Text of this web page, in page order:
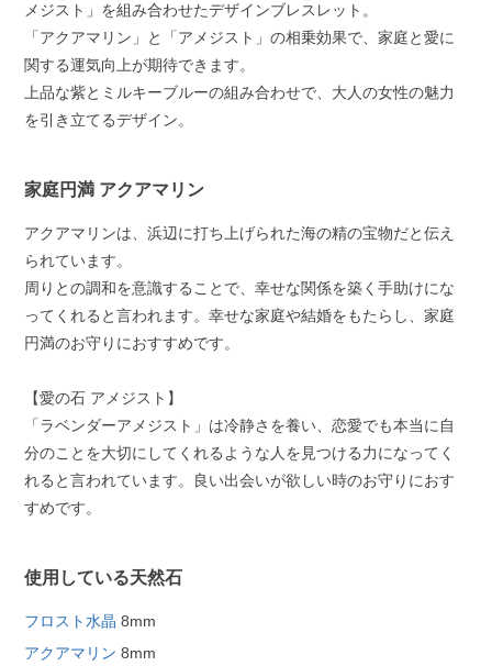
メジスト」を組み合わせたデザインブレスレット。
「アクアマリン」と「アメジスト」の相乗効果で、家庭と愛に
関する運気向上が期待できます。
上品な紫とミルキーブルーの組み合わせで、大人の女性の魅力
を引き立てるデザイン。
家庭円満 アクアマリン
アクアマリンは、浜辺に打ち上げられた海の精の宝物だと伝え
られています。
周りとの調和を意識することで、幸せな関係を築く手助けにな
ってくれると言われます。幸せな家庭や結婚をもたらし、家庭
円満のお守りにおすすめです。
【愛の石 アメジスト】
「ラベンダーアメジスト」は冷静さを養い、恋愛でも本当に自
分のことを大切にしてくれるような人を見つける力になってく
れると言われています。良い出会いが欲しい時のお守りにおす
すめです。
使用している天然石
フロスト水晶 8mm
アクアマリン 8mm